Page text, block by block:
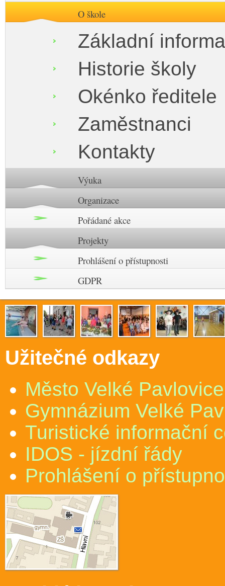
O škole
Základní
Historie školy
Okénko ředitele
Zaměstnanci
Kontakty
Výuka
Organizace
Pořádané akce
Projekty
Prohlášení o přístupnosti
GDPR
Užitečné odkazy
Město Velké Pavlovice
Gymnázium Velké
Turistické informační
IDOS - jízdní řády
Prohlášení o